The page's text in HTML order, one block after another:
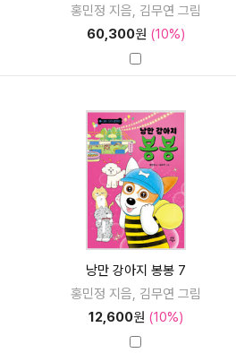
홍민정 지음, 김무연 그림
60,300원 (10%)
낭만 강아지 봉봉 7
홍민정 지음, 김무연 그림
12,600원 (10%)